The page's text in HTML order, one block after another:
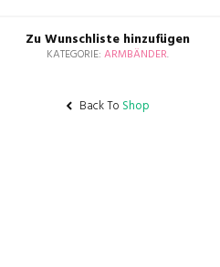
Zu Wunschliste hinzufügen
KATEGORIE: ARMBÄNDER.
Back To Shop